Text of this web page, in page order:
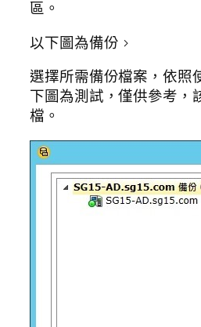
區。
以下圖為備份 >
選擇所需備份檔案，依照
下圖為測試，僅供參考，
檔。